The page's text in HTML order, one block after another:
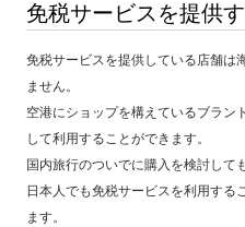
免税サービスを提供
免税サービスを提供している店舗は
ません。
空港にショップを構えているブラン
して利用することができます。
国内旅行のついでに購入を検討して
日本人でも免税サービスを利用する
ます。